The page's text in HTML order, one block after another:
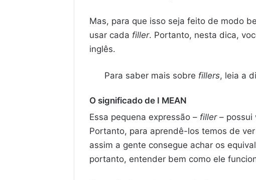
Mas, para que isso seja feito de modo
usar cada filler. Portanto, nesta dica,
inglês.
Para saber mais sobre fillers, leia a
O significado de I MEAN
Essa pequena expressão – filler– possui
Portanto, para aprendê-los temos de
assim a gente consegue achar os
portanto, entender bem como ele